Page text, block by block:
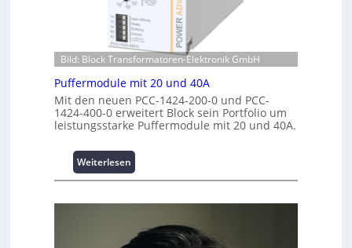
n
z
e
t
r
e
n
m
p
w
r
k
z
e
e
e
s
t
i
i
o
n
s
c
h
Bild: Block Transformatoren-Elektronik GmbH
Puffermodule mit 20 und 40A
Mit den neuen PCC-1424-200-0 und PCC-
1424-400-0 erweitert Block sein Portfolio um
leistungsstarke Puffermodule mit 20 und 40A.
Weiterlesen
P
f
e